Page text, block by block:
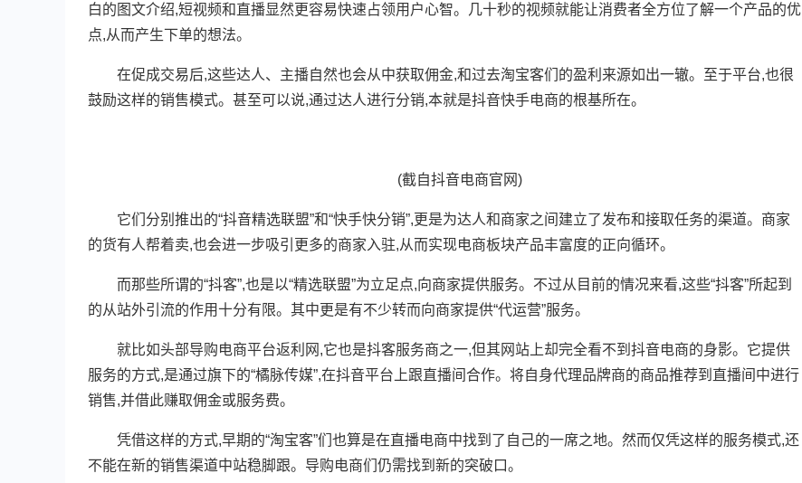
白的图文介绍,短视频和直播显然更容易快速占领用户心智。几十秒的视频就能让消费者全方位了解一个产品的优
点,从而产生下单的想法。
在促成交易后,这些达人、主播自然也会从中获取佣金,和过去淘宝客们的盈利来源如出一辙。至于平台,也很
鼓励这样的销售模式。甚至可以说,通过达人进行分销,本就是抖音快手电商的根基所在。
(截自抖音电商官网)
它们分别推出的“抖音精选联盟”和“快手快分销”,更是为达人和商家之间建立了发布和接取任务的渠道。商家
的货有人帮着卖,也会进一步吸引更多的商家入驻,从而实现电商板块产品丰富度的正向循环。
而那些所谓的“抖客”,也是以“精选联盟”为立足点,向商家提供服务。不过从目前的情况来看,这些“抖客”所起到
的从站外引流的作用十分有限。其中更是有不少转而向商家提供“代运营”服务。
就比如头部导购电商平台返利网,它也是抖客服务商之一,但其网站上却完全看不到抖音电商的身影。它提供
服务的方式,是通过旗下的“橘脉传媒”,在抖音平台上跟直播间合作。将自身代理品牌商的商品推荐到直播间中进行
销售,并借此赚取佣金或服务费。
凭借这样的方式,早期的“淘宝客”们也算是在直播电商中找到了自己的一席之地。然而仅凭这样的服务模式,还
不能在新的销售渠道中站稳脚跟。导购电商们仍需找到新的突破口。